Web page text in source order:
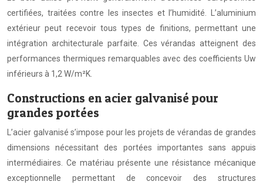
certifiées, traitées contre les insectes et l’humidité. L’aluminium
extérieur peut recevoir tous types de finitions, permettant une
intégration architecturale parfaite. Ces vérandas atteignent des
performances thermiques remarquables avec des coefficients Uw
inférieurs à 1,2 W/m²K.
Constructions en acier galvanisé pour
grandes portées
L’acier galvanisé s’impose pour les projets de vérandas de grandes
dimensions nécessitant des portées importantes sans appuis
intermédiaires. Ce matériau présente une résistance mécanique
exceptionnelle permettant de concevoir des structures